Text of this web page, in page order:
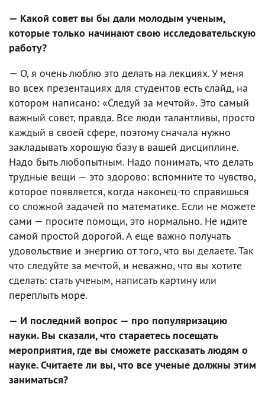
— Какой совет вы бы дали молодым ученым,
которые только начинают свою исследовательскую
работу?
— О, я очень люблю это делать на лекциях. У меня
во всех презентациях для студентов есть слайд, на
котором написано: «Следуй за мечтой». Это самый
важный совет, правда. Все люди талантливы, просто
каждый в своей сфере, поэтому сначала нужно
закладывать хорошую базу в вашей дисциплине.
Надо быть любопытным. Надо понимать, что делать
трудные вещи — это здорово: вспомните то чувство,
которое появляется, когда наконец-то справишься
со сложной задачей по математике. Если не можете
сами — просите помощи, это нормально. Не идите
самой простой дорогой. А еще важно получать
удовольствие и энергию от того, что вы делаете. Так
что следуйте за мечтой, и неважно, что вы хотите
сделать: стать ученым, написать картину или
переплыть море.
— И последний вопрос — про популяризацию
науки. Вы сказали, что стараетесь посещать
мероприятия, где вы сможете рассказать людям о
науке. Считаете ли вы, что все ученые должны этим
заниматься?